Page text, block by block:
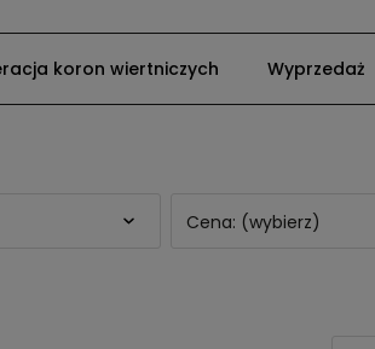
koron wiertniczych Wyprzedaż
Cena: (wybierz)